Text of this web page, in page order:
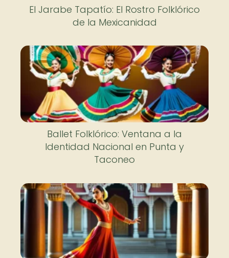
El Jarabe Tapatío: El Rostro Folklórico
de la Mexicanidad
Ballet Folklórico: Ventana a la
Identidad Nacional en Punta y
Taconeo